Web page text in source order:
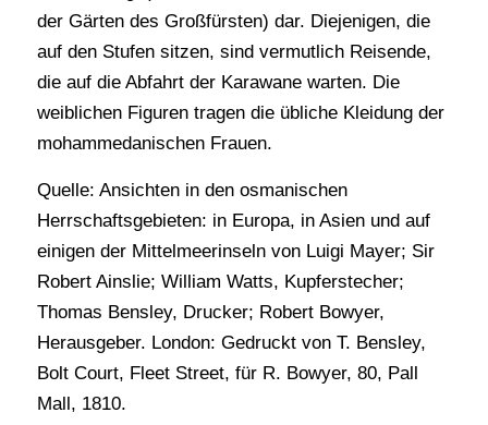
der Gärten des Großfürsten) dar. Diejenigen, die
auf den Stufen sitzen, sind vermutlich Reisende,
die auf die Abfahrt der Karawane warten. Die
weiblichen Figuren tragen die übliche Kleidung der
mohammedanischen Frauen.
Quelle: Ansichten in den osmanischen
Herrschaftsgebieten: in Europa, in Asien und auf
einigen der Mittelmeerinseln von Luigi Mayer; Sir
Robert Ainslie; William Watts, Kupferstecher;
Thomas Bensley, Drucker; Robert Bowyer,
Herausgeber. London: Gedruckt von T. Bensley,
Bolt Court, Fleet Street, für R. Bowyer, 80, Pall
Mall, 1810.